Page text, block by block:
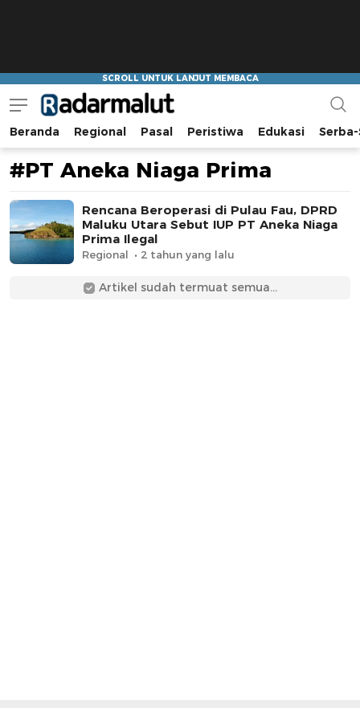
Radar Malut
Bacaan Nyindir
Beranda Regional Pasal Peristiwa Edukasi
#PT Aneka Niaga Prima
Rencana Beroperasi di Pulau Fau, DPRD
Maluku Utara Sebut IUP PT Aneka Niaga
Prima Ilegal
Regional 2 tahun yang lalu
Artikel sudah termuat semua...